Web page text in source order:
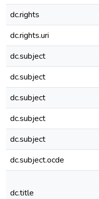
dc.rights
dc.rights.uri
dc.subject
dc.subject
dc.subject
dc.subject
dc.subject
dc.subject.ocde
dc.title